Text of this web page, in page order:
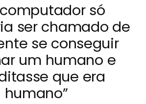
só
ser chamado de
se conseguir
um humano e
que era
humano”